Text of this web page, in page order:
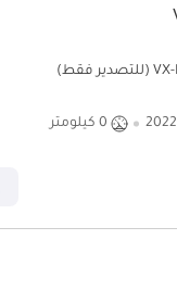
2022 0 كيلومتر